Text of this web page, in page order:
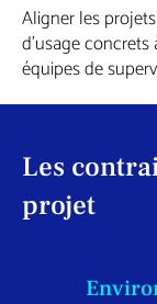
Aligner les
d’usage
équipes de
Les
projet